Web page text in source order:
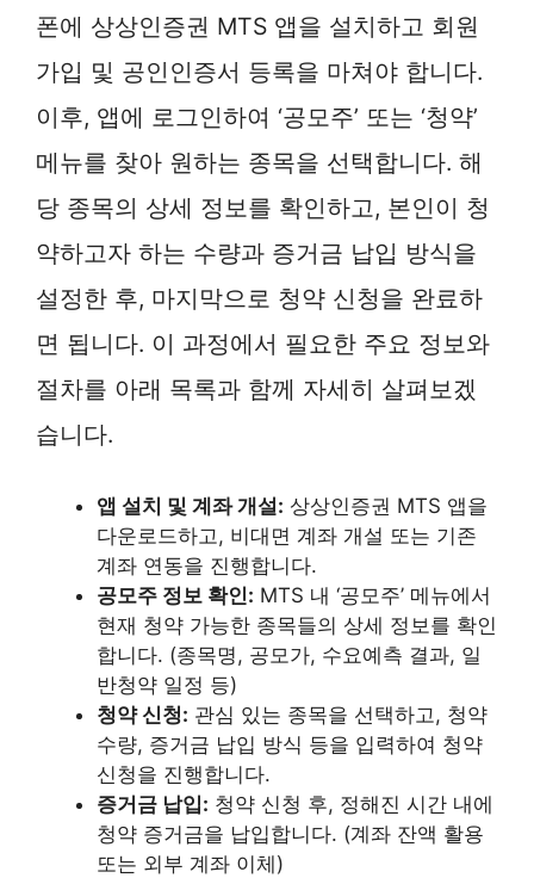
폰에 상상인증권 MTS 앱을 설치하고 회원
가입 및 공인인증서 등록을 마쳐야 합니다.
이후, 앱에 로그인하여 ‘공모주’ 또는 ‘청약’
메뉴를 찾아 원하는 종목을 선택합니다. 해
당 종목의 상세 정보를 확인하고, 본인이 청
약하고자 하는 수량과 증거금 납입 방식을
설정한 후, 마지막으로 청약 신청을 완료하
면 됩니다. 이 과정에서 필요한 주요 정보와
절차를 아래 목록과 함께 자세히 살펴보겠
습니다.
앱 설치 및 계좌 개설: 상상인증권 MTS 앱을
다운로드하고, 비대면 계좌 개설 또는 기존
계좌 연동을 진행합니다.
공모주 정보 확인: MTS 내 ‘공모주’ 메뉴에서
현재 청약 가능한 종목들의 상세 정보를 확인
합니다. (종목명, 공모가, 수요예측 결과, 일
반청약 일정 등)
청약 신청: 관심 있는 종목을 선택하고, 청약
수량, 증거금 납입 방식 등을 입력하여 청약
신청을 진행합니다.
증거금 납입: 청약 신청 후, 정해진 시간 내에
청약 증거금을 납입합니다. (계좌 잔액 활용
또는 외부 계좌 이체)